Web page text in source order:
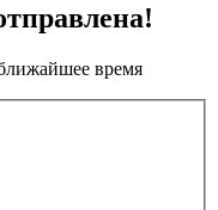
время